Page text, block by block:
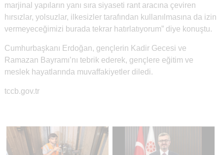
marjinal yapıların yanı sıra siyaseti rant aracına çeviren
hırsızlar, yolsuzlar, ilkesizler tarafından kullanılmasına da izin
vermeyeceğimizi burada tekrar hatırlatıyorum” diye konuştu.
Cumhurbaşkanı Erdoğan, gençlerin Kadir Gecesi ve
Ramazan Bayramı’nı tebrik ederek, gençlere eğitim ve
meslek hayatlarında muvaffakiyetler diledi.
tccb.gov.tr